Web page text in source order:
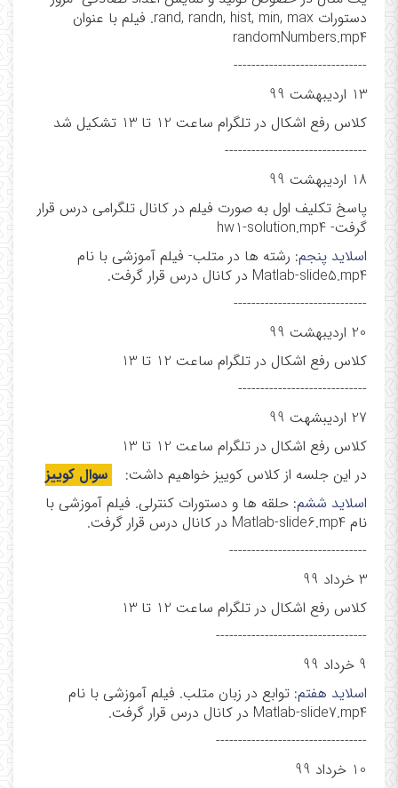
دستورات rand, randn, hist, min, max. فیلم با عنوان
randomNumbers.mp4
------------------------------
13 اردیبهشت 99
کلاس رفع اشکال در تلگرام ساعت 12 تا 13 تشکیل شد
--------------------------------
18 اردیبهشت 99
پاسخ تکلیف اول به صورت فیلم در کانال تلگرامی درس قرار
گرفت- hw1-solution.mp4
اسلاید پنجم: رشته ها در متلب- فیلم آموزشی با نام
Matlab-slide5.mp4 در کانال درس قرار گرفت.
------------------------------
20 اردیبهشت 99
کلاس رفع اشکال در تلگرام ساعت 12 تا 13
-----------------------------
27 اردیبشهت 99
کلاس رفع اشکال در تلگرام ساعت 12 تا 13
در این جلسه از کلاس کوییز خواهیم داشت:
سوال کوییز
اسلاید ششم: حلقه ها و دستورات کنترلی. فیلم آموزشی با
نام Matlab-slide6.mp4 در کانال درس قرار گرفت.
-------------------------------
3 خرداد 99
کلاس رفع اشکال در تلگرام ساعت 12 تا 13
----------------------------------
9 خرداد 99
اسلاید هفتم: توابع در زبان متلب. فیلم آموزشی با نام
Matlab-slide7.mp4 در کانال درس قرار گرفت.
----------------------------------
10 خرداد 99